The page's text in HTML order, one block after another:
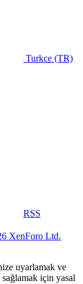
Turkce (TR)
RSS
XenForo Ltd.
uyarlamak ve
sağlamak için yasal